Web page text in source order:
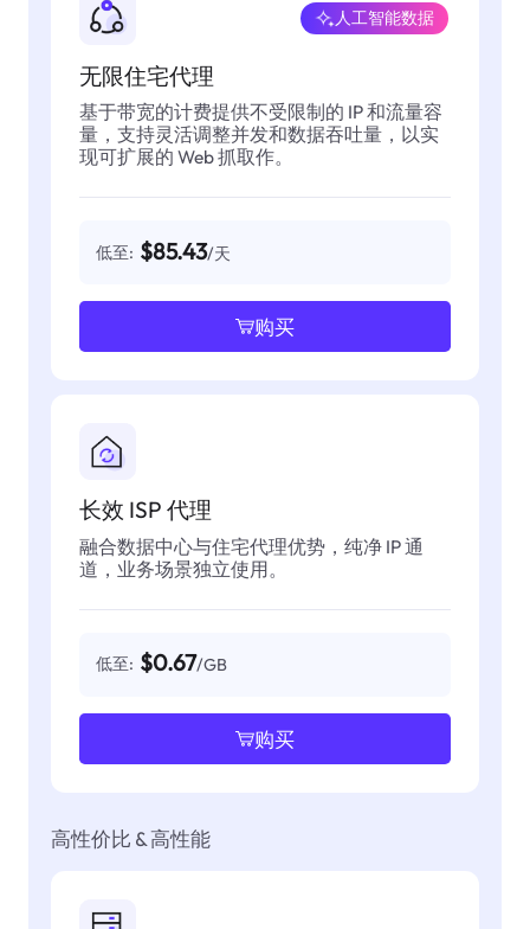
无限住宅代理
人工智能数据
基于带宽的计费提供不受限制的 IP 和流量容
量，支持灵活调整并发和数据吞吐量，以实
现可扩展的 Web 抓取作。
低至: $85.43/天
购买
长效 ISP 代理
融合数据中心与住宅代理优势，纯净 IP 通
道，业务场景独立使用。
低至: $0.67/GB
购买
高性价比 & 高性能